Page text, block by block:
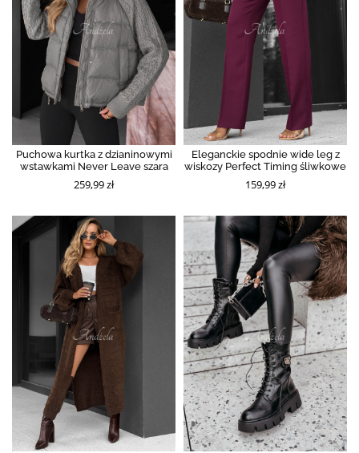
Puchowa kurtka z dzianinowymi
wstawkami Never Leave szara
259,99 zł
Eleganckie spodnie wide leg z
wiskozy Perfect Timing śliwkowe
159,99 zł